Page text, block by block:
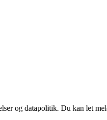
og datapolitik. Du kan let